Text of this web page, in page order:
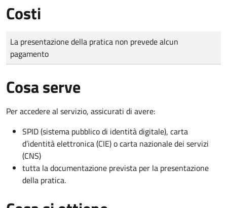
Costi
Tipo di pagamento
Importo
La presentazione della pratica non prevede alcun
pagamento
Cosa serve
Per accedere al servizio, assicurati di avere:
SPID (sistema pubblico di identità digitale), carta
d’identità elettronica (CIE) o carta nazionale dei servizi
(CNS)
tutta la documentazione prevista per la presentazione
della pratica.